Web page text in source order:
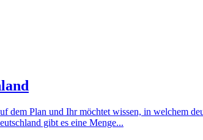
dem Plan und Ihr möchtet wissen, in welchem
gibt es eine Menge...